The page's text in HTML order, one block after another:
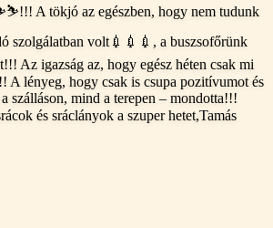
A tökjó az egészben, hogy nem tudunk
szolgálatban volt💉💉💉, a buszsofőrünk
Az igazság az, hogy egész héten csak mi
A lényeg, hogy csak is csupa pozitívumot és
szálláson, mind a terepen – mondotta!!!
és sráclányok a szuper hetet,Tamás